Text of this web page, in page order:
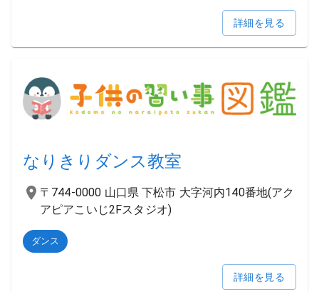
詳細を見る
なりきりダンス教室
〒744-0000 山口県 下松市 大字河内140番地(アク
アピアこいじ2Fスタジオ)
ダンス
詳細を見る